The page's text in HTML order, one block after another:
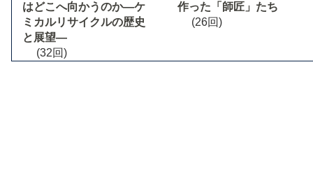
はどこへ向かうのか―ケ
ミカルリサイクルの歴史
と展望―
(32回)
作った「師匠」たち
(26回)